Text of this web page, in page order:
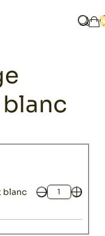
Què
Cadira vintage caoba seient
blanc Quantitat